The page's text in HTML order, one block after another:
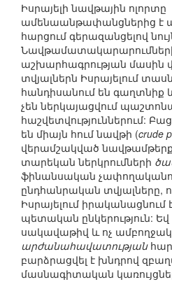
Իսրայելի նավթային ոլորտը
ամենաանթափանցներից է
հարցում գերազանցելով
աշխարհագրության մասին
տվյալներն Իսրայելում
հանդիսանում են գաղտնիք և
չեն ներկայացվում
հաշվետվություններում:
են միայն հում նավթի (crude
վերամշակված
տարեկան ներկրումների
ֆինանսական
ընդհանրական տվյալները,
Իսրայելում
պետական ընկերություն:
սակավաթիվ և ոչ
արժանահավատության
բարձրացվել է խնդրով
մասնագիտական